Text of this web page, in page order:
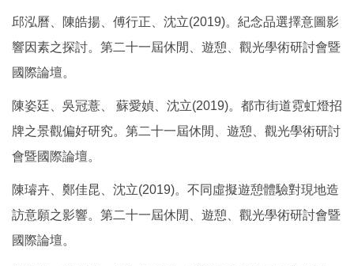
邱泓曆、陳皓揚、傅行正、沈立(2019)。紀念品選擇意圖影
響因素之探討。第二十一屆休閒、遊憩、觀光學術研討會暨
國際論壇。
陳姿廷、吳冠薏、 蘇愛媜、沈立(2019)。都市街道霓虹燈招
牌之景觀偏好研究。第二十一屆休閒、遊憩、觀光學術研討
會暨國際論壇。
陳璿卉、鄭佳昆、沈立(2019)。不同虛擬遊憩體驗對現地造
訪意願之影響。第二十一屆休閒、遊憩、觀光學術研討會暨
國際論壇。